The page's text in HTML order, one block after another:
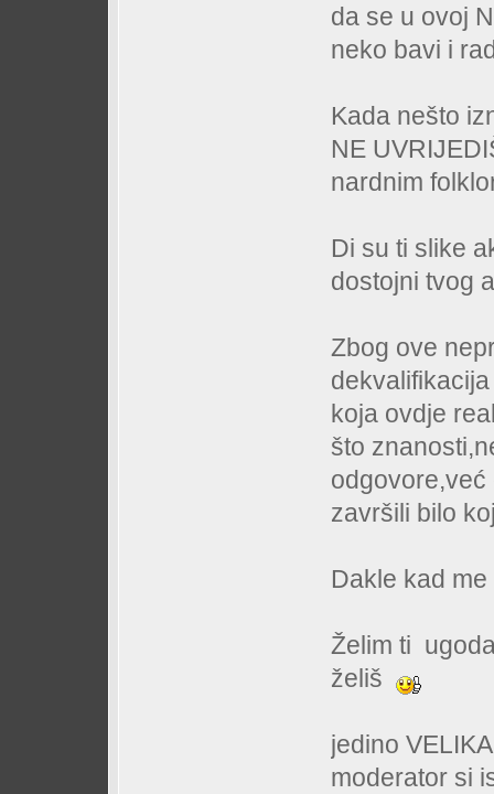
da se u ovoj
neko bavi i
Kada nešto
NE
nardnim
Di su ti slike
dostojni tvog
Zbog ove
koja ovdje
što
odgovore,već
završili bilo
Dakle kad
Želim ti
želiš
jedino
moderator si